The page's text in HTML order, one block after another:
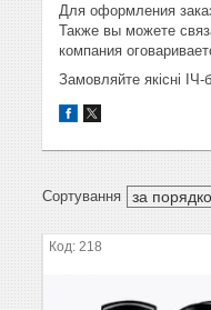
Для оформления
Также вы можете
компания
Замовляйте якісні
218